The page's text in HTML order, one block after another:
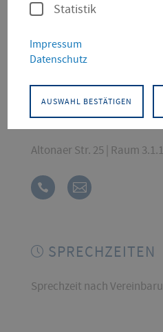
Bildung und Erziehung von
Geschäftsführerin
Altonaer Str. 25 | Raum
SPRECHZEITEN
Sprechzeit nach
Statistik
Impressum
Datenschutz
AUSWAHL BESTÄTIGEN